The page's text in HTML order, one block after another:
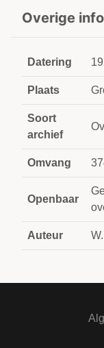
Overige
Datering
Plaats
Soort
archief
Omvang
Openbaar
Auteur